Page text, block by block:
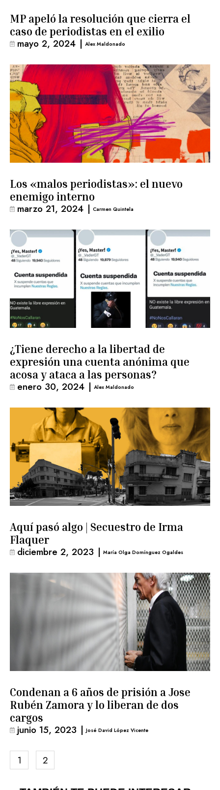
MP apeló la resolución que cierra el
caso de periodistas en el exilio
mayo 2, 2024 | Alex Maldonado
Los «malos periodistas»: el nuevo
enemigo interno
marzo 21, 2024 | Carmen Quintela
¿Tiene derecho a la libertad de
expresión una cuenta anónima que
acosa y ataca a las personas?
enero 30, 2024 | Alex Maldonado
Aquí pasó algo | Secuestro de Irma
Flaquer
diciembre 2, 2023 | María Olga Domínguez Ogaldes
Condenan a 6 años de prisión a Jose
Rubén Zamora y lo liberan de dos
cargos
junio 15, 2023 | José David López Vicente
1 2